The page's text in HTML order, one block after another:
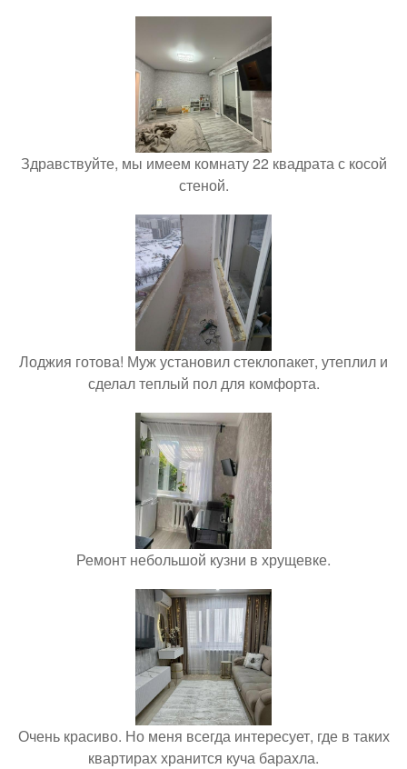
Здравствуйте, мы имеем комнату 22 квадрата с косой
стеной.
Лоджия готова! Муж установил стеклопакет, утеплил и
сделал теплый пол для комфорта.
Ремонт небольшой кузни в хрущевке.
Очень красиво. Но меня всегда интересует, где в таких
квартирах хранится куча барахла.